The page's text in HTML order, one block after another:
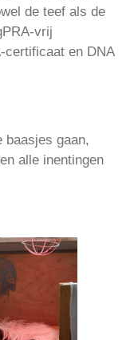
de teef als de
vrij
en DNA
baasjes gaan,
alle inentingen